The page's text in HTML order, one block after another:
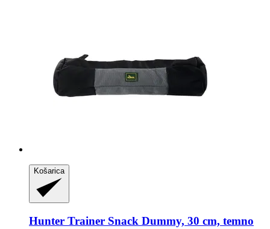
Košarica
Hunter Trainer Snack Dummy, 30 cm, temno